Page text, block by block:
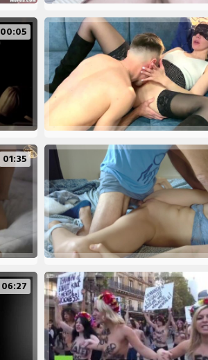
00:05
01:35
06:27